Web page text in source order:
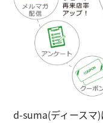
d-suma(ディースマ)